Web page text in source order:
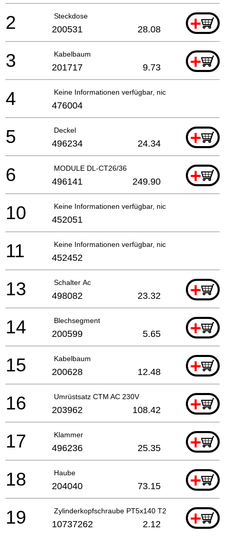
Steckdose +
2 200531 28.08
Kabelbaum +
3 201717 9.73
Keine Informationen verfügbar, nicht bestellbar
4 476004
Deckel +
5 496234 24.34
MODULE DL-CT26/36 +
6 496141 249.90
Keine Informationen verfügbar, nicht bestellbar
10 452051
Keine Informationen verfügbar, nicht bestellbar
11 452452
Schalter Ac +
13 498082 23.32
Blechsegment +
14 200599 5.65
Kabelbaum +
15 200628 12.48
Umrüstsatz CTM AC 230V +
16 203962 108.42
Klammer +
17 496236 25.35
Haube +
18 204040 73.15
Zylinderkopfschraube PT5x140 T25 ET-BG+
19 10737262 2.12